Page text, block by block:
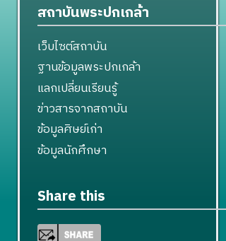
สถาบันพระปกเกล้า
เว็บไซต์สถาบัน
ฐานข้อมูลพระปกเกล้า
แลกเปลี่ยนเรียนรู้
ข่าวสารจากสถาบัน
ข้อมูลศิษย์เก่า
ข้อมูลนักศึกษา
Share this